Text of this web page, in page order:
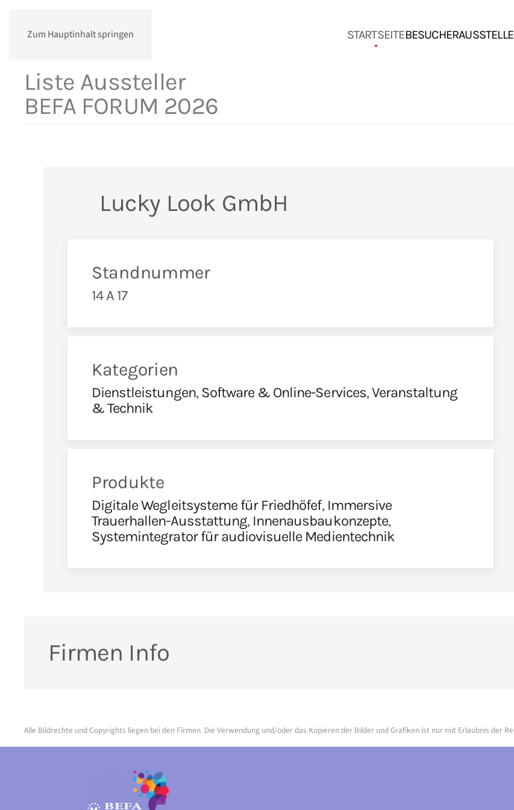
Zum Hauptinhalt springen STARTSEITEBESUCHER
Liste Aussteller
BEFA FORUM 2026
Lucky Look GmbH
Standnummer
14 A 17
Kategorien
Dienstleistungen,Software & Online-Services,Veranstaltung
& Technik
Produkte
Digitale Wegleitsysteme für Friedhöfef, Immersive
Trauerhallen-Ausstattung, Innenausbaukonzepte,
Systemintegrator für audiovisuelle Medientechnik
Firmen Info
Alle Bildrechte und Copyrights liegen bei den Firmen. Die Verwendung und/oder das Kopieren der Bilder und Grafiken ist nur mit Erlaubnis der